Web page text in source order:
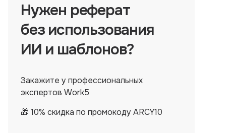
Нужен реферат
без использования
ИИ и шаблонов?
Закажите у профессиональных
экспертов Work5
🎁 10% скидка по промокоду ARCY10